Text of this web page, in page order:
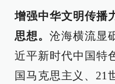
增强中华文明传播
思想。 沧海横流显
近平新时代中国特
国马克思主义、21